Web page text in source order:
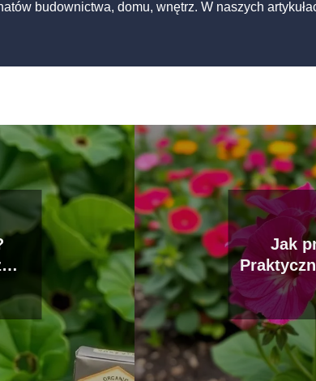
budownictwa, domu, wnętrz. W naszych
Jak